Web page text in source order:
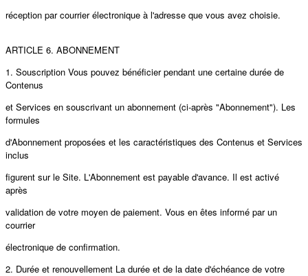
réception par courrier électronique à l'adresse que vous avez choisie.
ARTICLE 6. ABONNEMENT
1. Souscription Vous pouvez bénéficier pendant une certaine durée de
Contenus
et Services en souscrivant un abonnement (ci-après "Abonnement"). Les
formules
d'Abonnement proposées et les caractéristiques des Contenus et Services
inclus
figurent sur le Site. L'Abonnement est payable d'avance. Il est activé
après
validation de votre moyen de paiement. Vous en êtes informé par un
courrier
électronique de confirmation.
2. Durée et renouvellement La durée et de la date d'échéance de votre